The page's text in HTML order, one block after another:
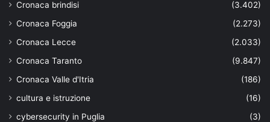
Cronaca brindisi
(3.402)
Cronaca Foggia
(2.273)
Cronaca Lecce
(2.033)
Cronaca Taranto
(9.847)
Cronaca Valle d'Itria
(186)
cultura e istruzione
(16)
cybersecurity in Puglia
(3)